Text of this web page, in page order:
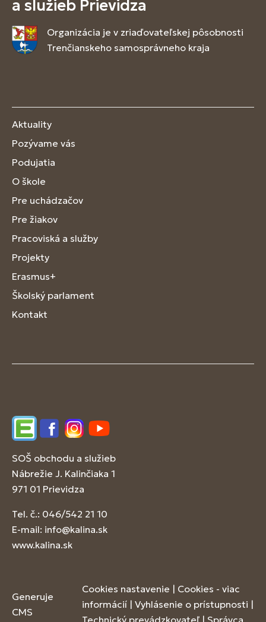
a služieb Prievidza
Organizácia je v zriaďovateľskej pôsobnosti
Trenčianskeho samosprávneho kraja
Aktuality
Pozývame vás
Podujatia
O škole
Pre uchádzačov
Pre žiakov
Pracoviská a služby
Projekty
Erasmus+
Školský parlament
Kontakt
EdupageFacebookInstagram
YouTube
SOŠ obchodu a služieb
Nábrežie J. Kalinčiaka 1
971 01 Prievidza
Tel. č.: 046/542 21 10
E-mail: info@kalina.sk
www.kalina.sk
Generuje
CMS
Cookies nastavenie | Cookies - viac
informácií | Vyhlásenie o prístupnosti |
Technický prevádzkovateľ | Správca